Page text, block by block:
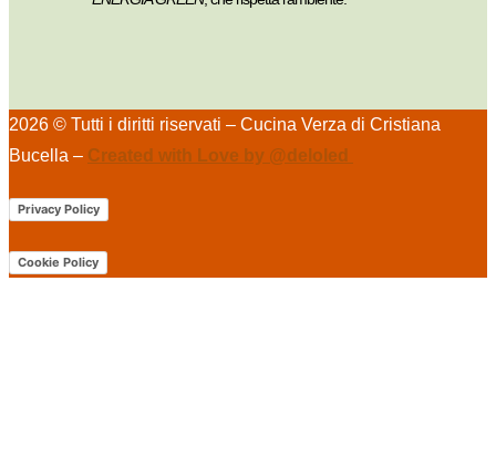
2026 © Tutti i diritti riservati – Cucina Verza di Cristiana
Bucella – Created with Love by @deloled
Privacy Policy
Cookie Policy